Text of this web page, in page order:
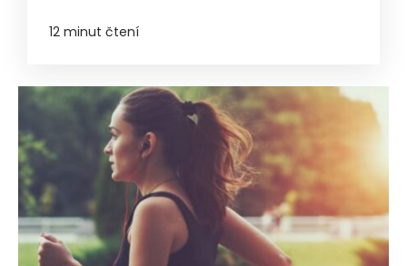
12 minut čtení